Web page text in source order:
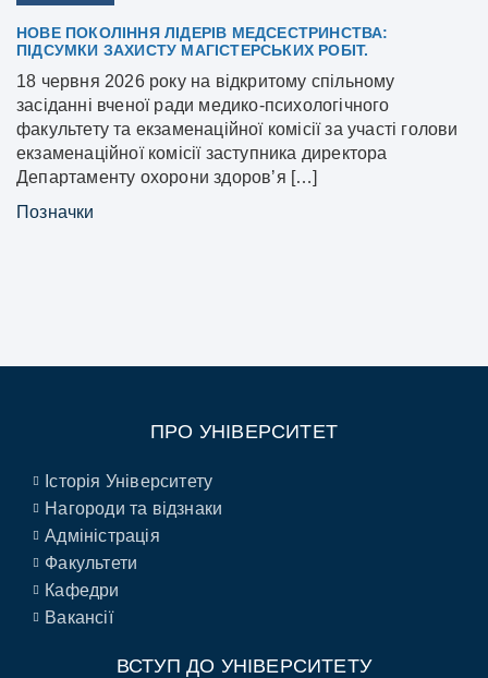
НОВЕ ПОКОЛІННЯ ЛІДЕРІВ МЕДСЕСТРИНСТВА:
ПІДСУМКИ ЗАХИСТУ МАГІСТЕРСЬКИХ РОБІТ.
18 червня 2026 року на відкритому спільному
засіданні вченої ради медико-психологічного
факультету та екзаменаційної комісії за участі голови
екзаменаційної комісії заступника директора
Департаменту охорони здоровʼя […]
Позначки
ПРО УНІВЕРСИТЕТ
Історія Університету
Нагороди та відзнаки
Адміністрація
Факультети
Кафедри
Вакансії
ВСТУП ДО УНІВЕРСИТЕТУ